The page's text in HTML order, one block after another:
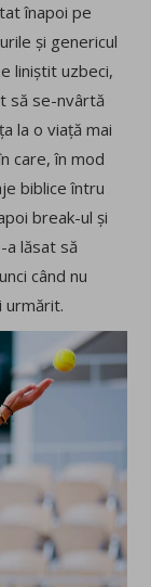
înapoi pe
și genericul
liniștit uzbeci,
să se-nvârtă
la o viață mai
care, în mod
biblice întru
break-ul și
a lăsat să
când nu
urmărit.